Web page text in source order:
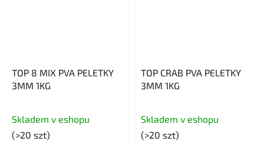
TOP 8 MIX PVA PELETKY
3MM 1KG
Skladem v eshopu
(>20 szt)
TOP CRAB PVA PELETKY
3MM 1KG
Skladem v eshopu
(>20 szt)